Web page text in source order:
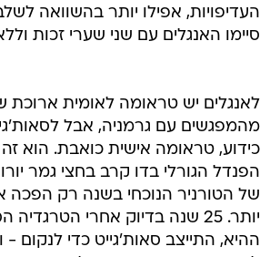
העדיפויות, אפילו יותר בהשוואה
סיימו האנגלים עם שני שערי זכות
לאנגלים יש טראומה לאומית ארוכת
מהמפגשים עם גרמניה, אבל
כידוע, טראומה אישית כואבת. הוא
של הטורניר הנוכחי בשנה רק הפכה
יותר. 25 שנה בדיוק אחרי
ההיא, התייצב סאות'גייט כדי לנקום -